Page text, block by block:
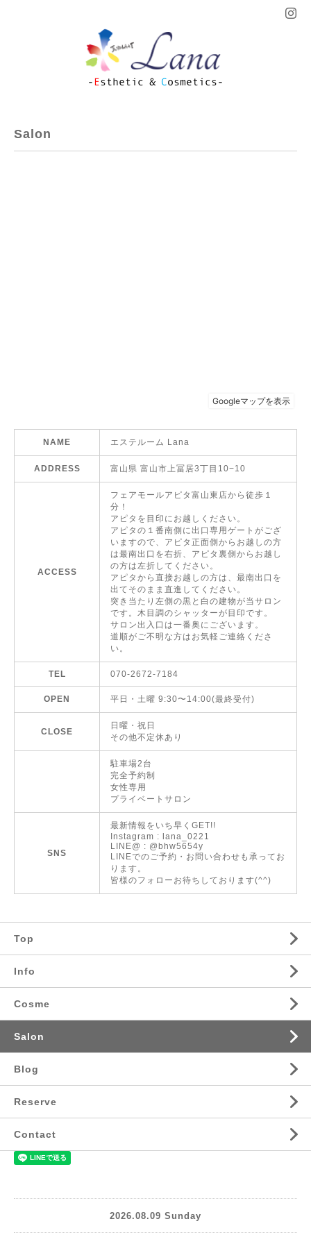
Salon
NAME エステルーム Lana
ADDRESS 富山県 富山市上冨居3丁目10−10
ACCESS
フェアモールアピタ富山東店から徒歩１
分！
アピタを目印にお越しください。
アピタの１番南側に出口専用ゲートがござ
いますので、アピタ正面側からお越しの方
は最南出口を右折、アピタ裏側からお越し
の方は左折してください。
アピタから直接お越しの方は、最南出口を
出てそのまま直進してください。
突き当たり左側の黒と白の建物が当サロン
です。木目調のシャッターが目印です。
サロン出入口は一番奥にございます。
道順がご不明な方はお気軽ご連絡くださ
い。
TEL 070-2672-7184
OPEN 平日・土曜 9:30〜14:00(最終受付)
CLOSE
日曜・祝日
その他不定休あり
駐車場2台
完全予約制
女性専用
プライベートサロン
SNS
最新情報をいち早くGET!!
Instagram : lana_0221
LINE@ : @bhw5654y
LINEでのご予約・お問い合わせも承ってお
ります。
皆様のフォローお待ちしております(^^)
Top
Info
Cosme
Salon
Blog
Reserve
Contact
2026.08.09 Sunday